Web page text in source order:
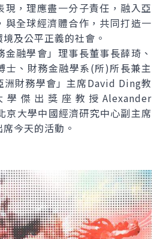
現，理應盡一分子責任，融入亞
與全球經濟體合作，共同打造一
及公平正義的社會。
融學會」理事長董事長薛琦、
士、財務金融學系(所)所長兼主
財務學會」主席David Ding教
學傑出獎座教授 Alexander
京大學中國經濟研究中心副主席
今天的活動。